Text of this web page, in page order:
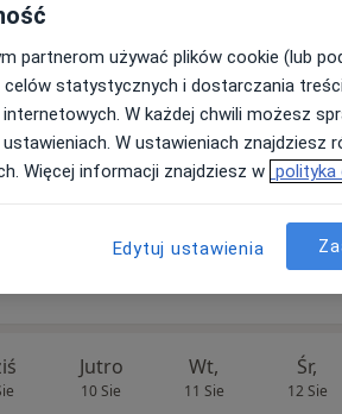
10 Sie 11 Sie 12 Sie
online nie jest dostępne
Poproś o wizytę
Jutro
10 Sie
Wt,
11 Sie
Śr,
12 Sie
partnerom używać plików cookie (lub
celów statystycznych i dostarczania
W każdej chwili możesz
W ustawieniach znajdziesz
Więcej informacji znajdziesz w polityka
Edytuj ustawienia